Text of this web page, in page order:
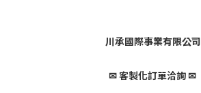
川承國際事業有限公司
✉ 客製化訂單洽詢 ✉